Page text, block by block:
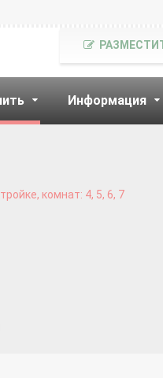
Информация
комнат: 4, 5, 6, 7